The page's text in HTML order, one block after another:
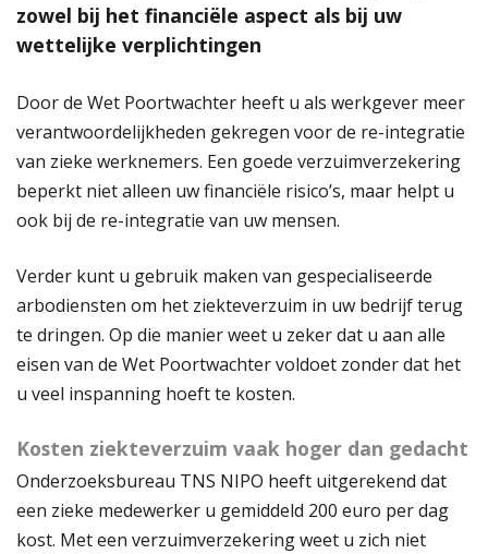
zowel bij het financiële aspect als bij uw
wettelijke verplichtingen
Door de Wet Poortwachter heeft u als werkgever meer
verantwoordelijkheden gekregen voor de re-integratie
van zieke werknemers. Een goede verzuimverzekering
beperkt niet alleen uw financiële risico’s, maar helpt u
ook bij de re-integratie van uw mensen.
Verder kunt u gebruik maken van gespecialiseerde
arbodiensten om het ziekteverzuim in uw bedrijf terug
te dringen. Op die manier weet u zeker dat u aan alle
eisen van de Wet Poortwachter voldoet zonder dat het
u veel inspanning hoeft te kosten.
Kosten ziekteverzuim vaak hoger dan gedacht
Onderzoeksbureau TNS NIPO heeft uitgerekend dat
een zieke medewerker u gemiddeld 200 euro per dag
kost. Met een verzuimverzekering weet u zich niet